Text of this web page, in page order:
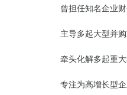
曾担任知名企业
主导多起大型并
牵头化解多起重
专注为高增长型